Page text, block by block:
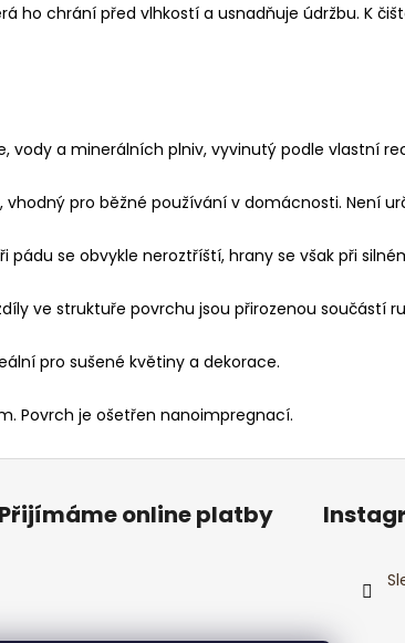
ho chrání před vlhkostí a usnadňuje údržbu. K
vody a minerálních plniv, vyvinutý podle vlastní
pro běžné používání v domácnosti. Není
pádu se obvykle neroztříští, hrany se však při
ve struktuře povrchu jsou přirozenou součástí
pro sušené květiny a dekorace.
Povrch je ošetřen nanoimpregnací.
Přijímáme online platby